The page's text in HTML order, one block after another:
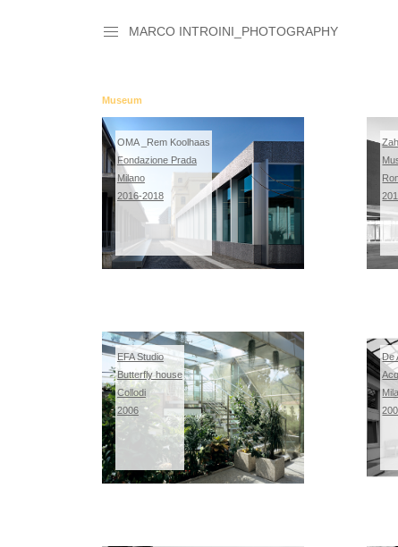
MARCO INTROINI_PHOTOGRAPHY
Museum
OMA _Rem Koolhaas
Fondazione Prada
Milano
2016-2018
EFA Studio
Butterfly house
Collodi
2006
De